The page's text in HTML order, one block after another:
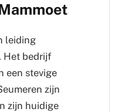
leiding
Het bedrijf
een stevige
zijn
zijn huidige